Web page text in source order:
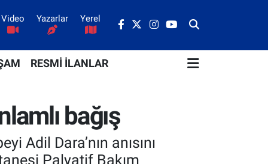
Video Yazarlar Yerel
RESMİ İLANLAR
bağış
Adil Dara’nın anısını
Palyatif Bakım